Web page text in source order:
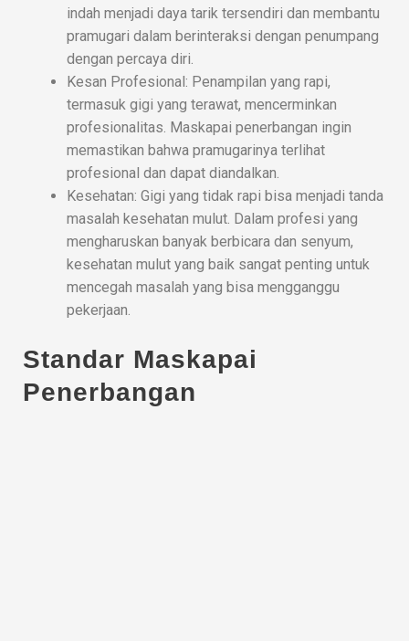
indah menjadi daya tarik tersendiri dan membantu
pramugari dalam berinteraksi dengan penumpang
dengan percaya diri.
Kesan Profesional: Penampilan yang rapi,
termasuk gigi yang terawat, mencerminkan
profesionalitas. Maskapai penerbangan ingin
memastikan bahwa pramugarinya terlihat
profesional dan dapat diandalkan.
Kesehatan: Gigi yang tidak rapi bisa menjadi tanda
masalah kesehatan mulut. Dalam profesi yang
mengharuskan banyak berbicara dan senyum,
kesehatan mulut yang baik sangat penting untuk
mencegah masalah yang bisa mengganggu
pekerjaan.
Standar Maskapai
Penerbangan